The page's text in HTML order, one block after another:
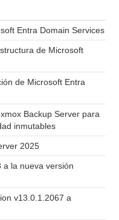
Entra Domain Services
de Microsoft
de Microsoft Entra
Backup Server para
inmutables
2025
a la nueva versión
v13.0.1.2067 a